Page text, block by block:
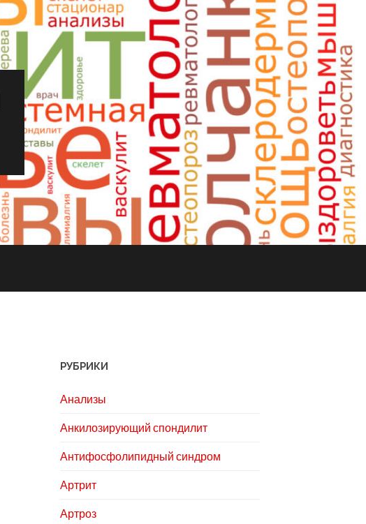
РУБРИКИ
Анализы
Анкилозирующий спондилит
Антифосфолипидный синдром
Артрит
Артроз